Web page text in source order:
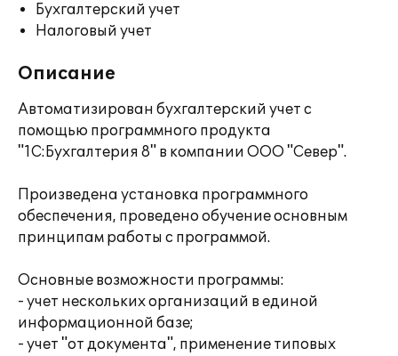
Бухгалтерский учет
Налоговый учет
Описание
Автоматизирован бухгалтерский учет с
помощью программного продукта
"1С:Бухгалтерия 8" в компании ООО "Север".
Произведена установка программного
обеспечения, проведено обучение основным
принципам работы с программой.
Основные возможности программы:
- учет нескольких организаций в единой
информационной базе;
- учет "от документа", применение типовых